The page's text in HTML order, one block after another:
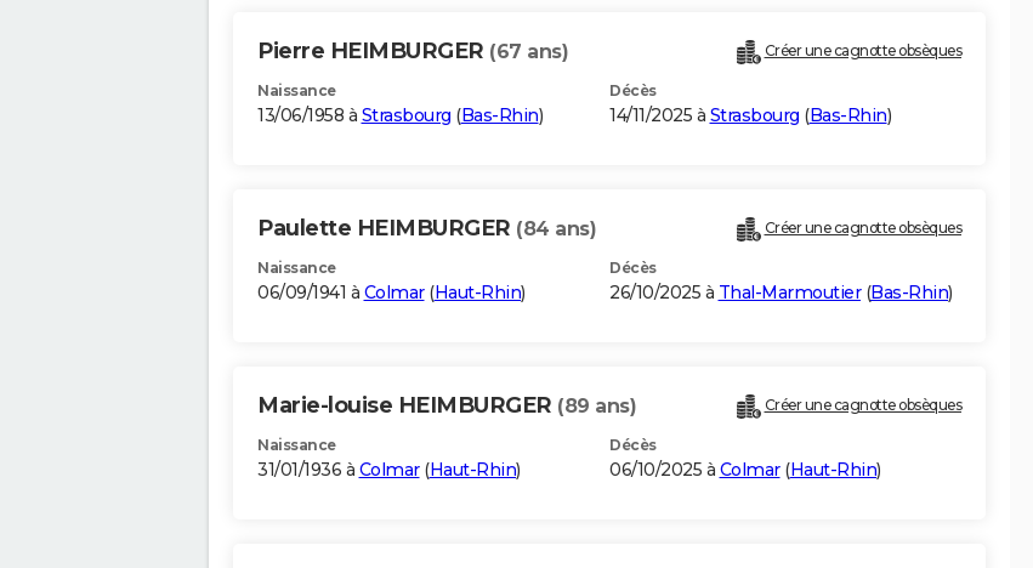
Pierre HEIMBURGER (67 ans) Créer une cagnotte obsèques
Naissance
13/06/1958 à Strasbourg (Bas-Rhin)
Décès
14/11/2025 à Strasbourg (Bas-Rhin)
Paulette HEIMBURGER (84 ans) Créer une cagnotte obsèques
Naissance
06/09/1941 à Colmar(Haut-Rhin)
Décès
26/10/2025 à Thal-Marmoutier(Bas-Rhin)
Marie-louise HEIMBURGER (89 ans) Créer une cagnotte obsèques
Naissance
31/01/1936 à Colmar(Haut-Rhin)
Décès
06/10/2025 à Colmar(Haut-Rhin)